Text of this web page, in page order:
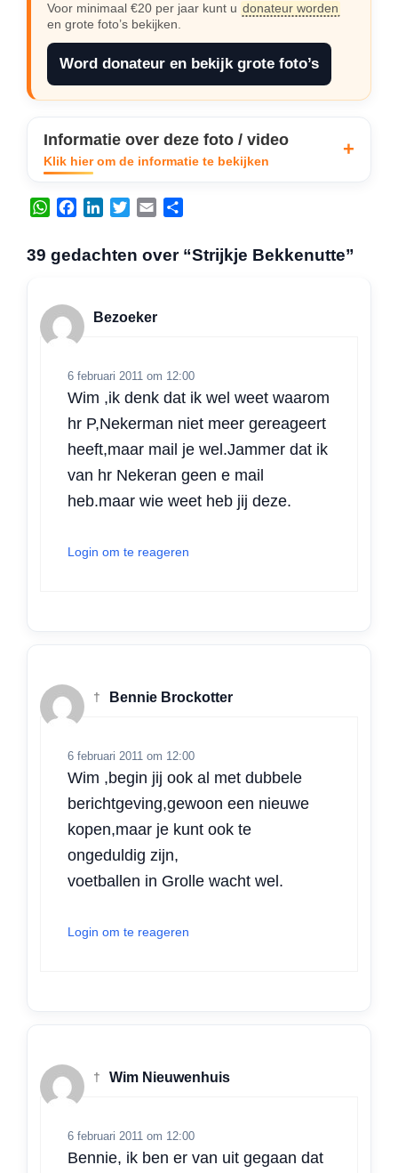
Voor minimaal €20 per jaar kunt u donateur worden
en grote foto’s bekijken.
Word donateur en bekijk grote foto’s
Informatie over deze foto / video
Klik hier om de informatie te bekijken
W
t
A
p
p
c
e
o
k
n
k
I
t
r
i
l
39 gedachten over “Strijkje Bekkenutte”
Bezoeker
6 februari 2011 om 12:00
Wim ,ik denk dat ik wel weet waarom
hr P,Nekerman niet meer gereageert
heeft,maar mail je wel.Jammer dat ik
van hr Nekeran geen e mail
heb.maar wie weet heb jij deze.
Login om te reageren
† Bennie Brockotter
6 februari 2011 om 12:00
Wim ,begin jij ook al met dubbele
berichtgeving,gewoon een nieuwe
kopen,maar je kunt ook te
ongeduldig zijn,
voetballen in Grolle wacht wel.
Login om te reageren
† Wim Nieuwenhuis
6 februari 2011 om 12:00
Bennie, ik ben er van uit gegaan dat